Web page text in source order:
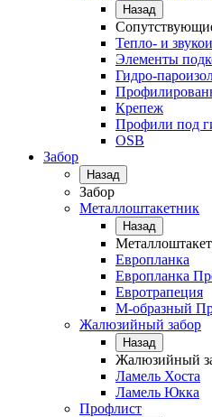
Назад
Тепло- и
Элементы
Гидро-
Крепеж
Профили под
OSB
Забор
Назад
Забор
Металлоштакетник
Назад
Европланка
Европланка
Евротрапеция
М-образный
Жалюзийный забор
Назад
Жалюзийный
Ламель Хоста
Ламель Юкка
Профлист